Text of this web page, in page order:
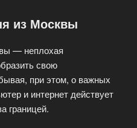
из Москвы
— неплохая
свою
при этом, о важных
и интернет действует
границей.